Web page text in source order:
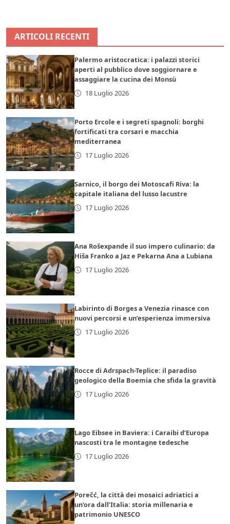
ARTICOLI RECENTI
Palermo aristocratica: i palazzi storici
aperti al pubblico dove soggiornare e
assaggiare la cucina dei Monsù
18 Luglio 2026
Porto Ercole e i segreti spagnoli: borghi
fortificati tra corsari e macchia
mediterranea
17 Luglio 2026
Sarnico, il borgo dei Motoscafi Riva: la
capitale italiana del lusso lacustre
17 Luglio 2026
Ana Rošexpande il suo impero culinario: da
Hiša Franko a Jaz e Pekarna Ana a Lubiana
17 Luglio 2026
Labirinto di Borges a Venezia rinasce con
nuovi percorsi e un’esperienza immersiva
17 Luglio 2026
Rocce di Adrspach-Teplice: il paradiso
geologico della Boemia che sfida la gravità
17 Luglio 2026
Lago Eibsee in Baviera: i Caraibi d’Europa
nascosti tra le montagne tedesche
17 Luglio 2026
Porečć, la città dei mosaici adriatici a
un’ora dall’Italia: storia millenaria e
patrimonio UNESCO